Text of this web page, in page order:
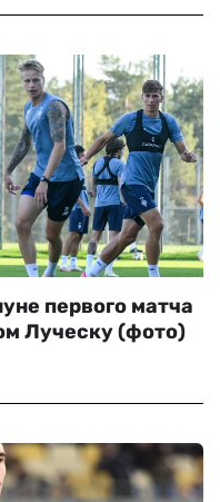
первого матча
Луческу (фото)